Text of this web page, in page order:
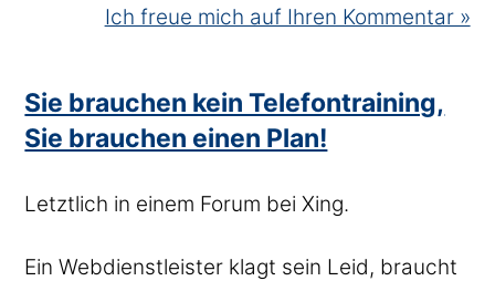
Ich freue mich auf Ihren Kommentar »
Sie brauchen kein Telefontraining,
Sie brauchen einen Plan!
Letztlich in einem Forum bei Xing.
Ein Webdienstleister klagt sein Leid, braucht